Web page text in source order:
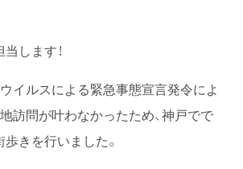
します！
イルスによる緊急事態宣言発令によ
訪問が叶わなかったため、神戸でで
きを行いました。